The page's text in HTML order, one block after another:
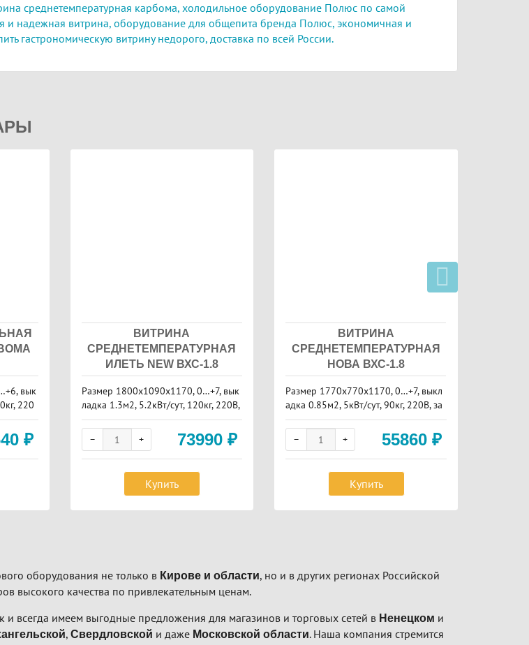
среднетемпературная карбома, холодильное оборудование Полюс по самой
и надежная витрина, оборудование для общепита бренда Полюс, экономичная и
гастрономическую витрину недорого,доставка по всей России.
вык
220
₽
ВИТРИНА
СРЕДНЕТЕМПЕРАТУРНАЯ
ИЛЕТЬ NEW ВХС-1.8
Размер 1800х1090х1170, 0…+7, вык
ладка 1.3м2, 5.2кВт/сут, 120кг, 220В,
запасник
73990₽
Купить
ВИТРИНА
СРЕДНЕТЕМПЕРАТУРНАЯ
НОВА ВХС-1.8
Размер 1770х770х1170, 0…+7, выкл
адка 0.85м2, 5кВт/сут, 90кг, 220В, за
пасник
55860 ₽
Купить
оборудования не только в Кирове и области, но и в других регионах Российской
высокого качества по привлекательным ценам.
всегда имеем выгодные предложения для магазинов и торговых сетей в Ненецком и
, Свердловской и даже Московской области. Наша компания стремится